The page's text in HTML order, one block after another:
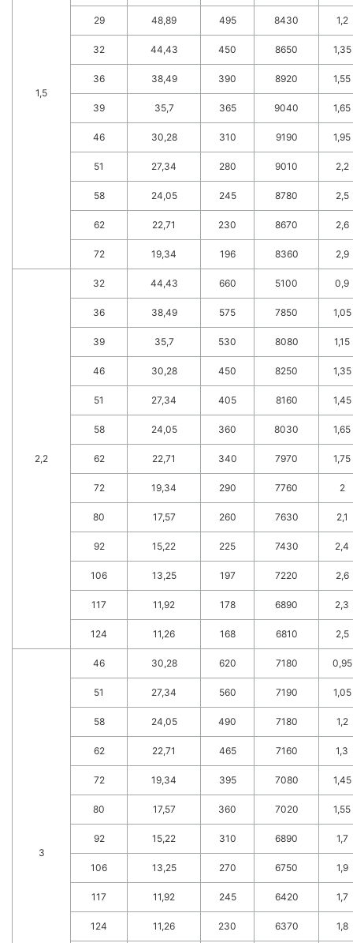
1,5
29 48,89 495 8430 1,2
32 44,43 450 8650 1,35
36 38,49 390 8920 1,55
39 35,7 365 9040 1,65
46 30,28 310 9190 1,95
51 27,34 280 9010 2,2
58 24,05 245 8780 2,5
62 22,71 230 8670 2,6
72 19,34 196 8360 2,9
2,2
32 44,43 660 5100 0,9
36 38,49 575 7850 1,05
39 35,7 530 8080 1,15
46 30,28 450 8250 1,35
51 27,34 405 8160 1,45
58 24,05 360 8030 1,65
62 22,71 340 7970 1,75
72 19,34 290 7760 2
80 17,57 260 7630 2,1
92 15,22 225 7430 2,4
106 13,25 197 7220 2,6
117 11,92 178 6890 2,3
124 11,26 168 6810 2,5
3
46 30,28 620 7180 0,95
51 27,34 560 7190 1,05
58 24,05 490 7180 1,2
62 22,71 465 7160 1,3
72 19,34 395 7080 1,45
80 17,57 360 7020 1,55
92 15,22 310 6890 1,7
106 13,25 270 6750 1,9
117 11,92 245 6420 1,7
124 11,26 230 6370 1,8